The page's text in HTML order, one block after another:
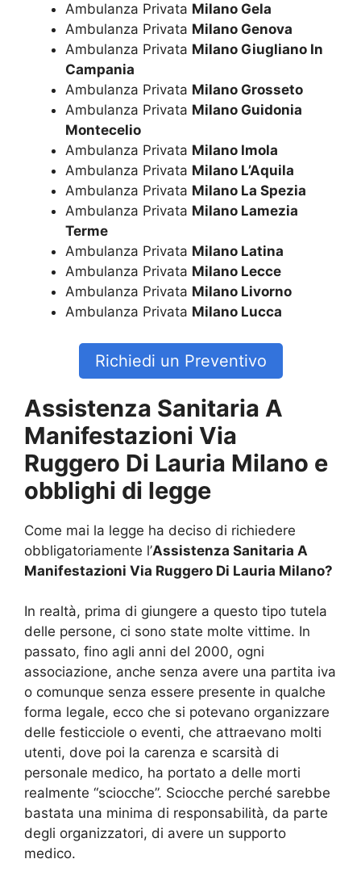
Ambulanza Privata Milano Gela
Ambulanza Privata Milano Genova
Ambulanza Privata Milano Giugliano In
Campania
Ambulanza Privata Milano Grosseto
Ambulanza Privata Milano Guidonia
Montecelio
Ambulanza Privata Milano Imola
Ambulanza Privata Milano L’Aquila
Ambulanza Privata Milano La Spezia
Ambulanza Privata Milano Lamezia
Terme
Ambulanza Privata Milano Latina
Ambulanza Privata Milano Lecce
Ambulanza Privata Milano Livorno
Ambulanza Privata Milano Lucca
Richiedi un Preventivo
Assistenza Sanitaria A
Manifestazioni Via
Ruggero Di Lauria Milano e
obblighi di legge
Come mai la legge ha deciso di richiedere
obbligatoriamente l’Assistenza Sanitaria A
Manifestazioni Via Ruggero Di Lauria Milano?
In realtà, prima di giungere a questo tipo tutela
delle persone, ci sono state molte vittime. In
passato, fino agli anni del 2000, ogni
associazione, anche senza avere una partita iva
o comunque senza essere presente in qualche
forma legale, ecco che si potevano organizzare
delle festicciole o eventi, che attraevano molti
utenti, dove poi la carenza e scarsità di
personale medico, ha portato a delle morti
realmente “sciocche”. Sciocche perché sarebbe
bastata una minima di responsabilità, da parte
degli organizzatori, di avere un supporto
medico.